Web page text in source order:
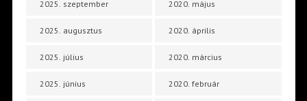
2025. szeptember
2025. augusztus
2025. július
2025. június
2020. május
2020. április
2020. március
2020. február